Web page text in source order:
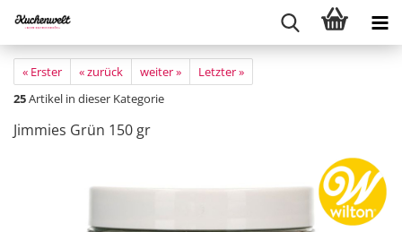
« Erster « zurück weiter »
Letzter »
25Artikel in dieser Kategorie
Jimmies Grün 150 gr